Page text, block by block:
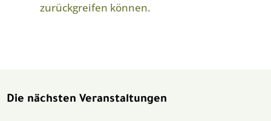
zurückgreifen können.
Die nächsten Veranstaltungen